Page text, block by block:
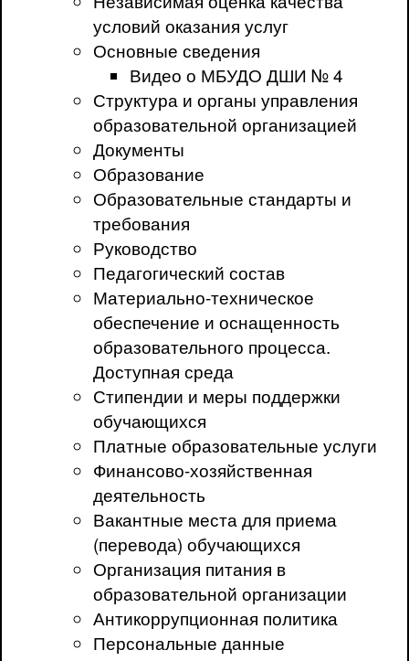
условий оказания услуг
Основные сведения
Видео о МБУДО ДШИ № 4
Структура и органы управления
образовательной организацией
Документы
Образование
Образовательные стандарты и
требования
Руководство
Педагогический состав
Материально-техническое
обеспечение и оснащенность
образовательного процесса.
Доступная среда
Стипендии и меры поддержки
обучающихся
Платные образовательные услуги
Финансово-хозяйственная
деятельность
Вакантные места для приема
(перевода) обучающихся
Организация питания в
образовательной организации
Антикоррупционная политика
Персональные данные